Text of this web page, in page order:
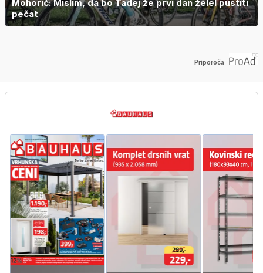
Mohorič: Mislim, da bo Tadej že prvi dan želel pustiti
pečat
Priporoča